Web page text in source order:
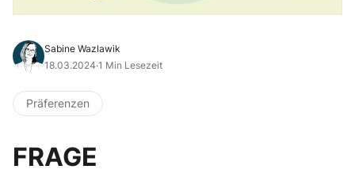
Sabine Wazlawik
18.03.2024·1 Min Lesezeit
Präferenzen
FRAGE